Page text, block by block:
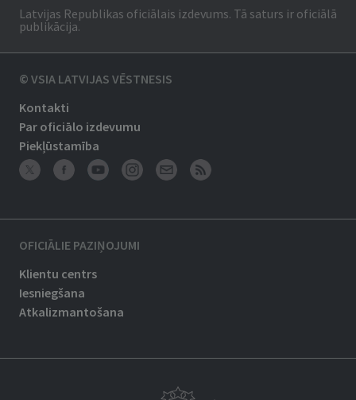
Latvijas Republikas oficiālais izdevums. Tā saturs ir oficiālā
publikācija.
© VSIA LATVIJAS VĒSTNESIS
Kontakti
Par oficiālo izdevumu
Piekļūstamība
OFICIĀLIE PAZIŅOJUMI
Klientu centrs
Iesniegšana
Atkalizmantošana